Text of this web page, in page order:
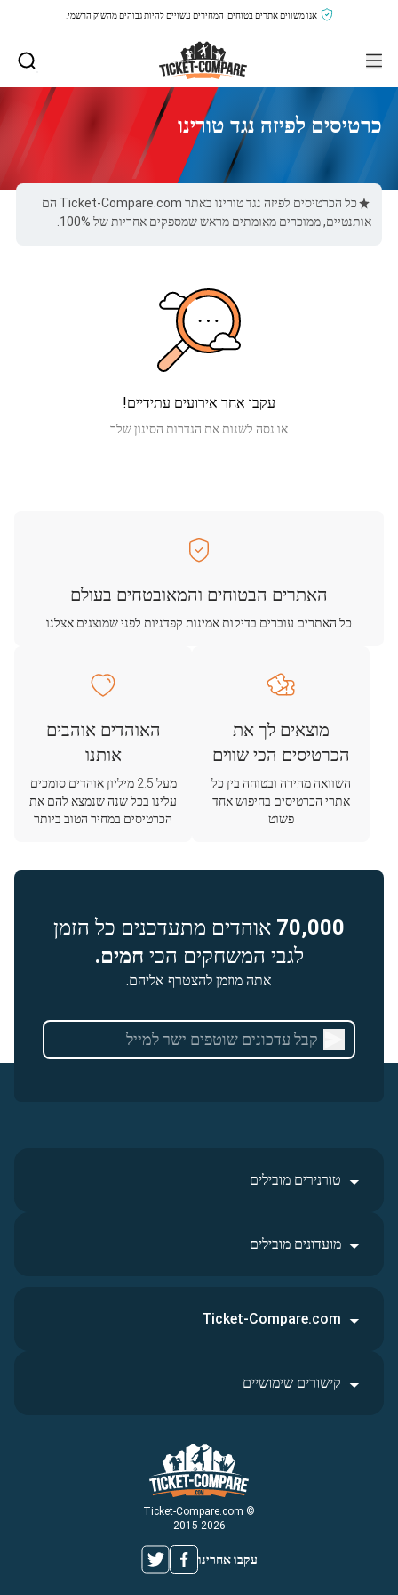
אנו משווים אתרים בטוחים, המחירים עשויים להיות גבוהים מהשוק הרשמי.
כרטיסים לפיזה נגד טורינו
כל הכרטיסים לפיזה נגד טורינו באתר Ticket-Compare.com הם
אותנטיים, ממוכרים מאומתים מראש שמספקים אחריות של 100%.
עקבו אחר אירועים עתידיים!
או נסה לשנות את הגדרות הסינון שלך
האתרים הבטוחים והמאובטחים בעולם
כל האתרים עוברים בדיקות אמינות קפדניות לפני שמוצגים אצלנו
מוצאים לך את
הכרטיסים הכי שווים
השוואה מהירה ובטוחה בין כל
אתרי הכרטיסים בחיפוש אחד
פשוט
האוהדים אוהבים
אותנו
מעל 2.5 מיליון אוהדים סומכים
עלינו בכל שנה שנמצא להם את
הכרטיסים במחיר הטוב ביותר
70,000 אוהדים מתעדכנים כל הזמן
לגבי המשחקים הכי חמים.
אתה מוזמן להצטרף אליהם.
טורנירים מובילים
מועדונים מובילים
© Ticket-Compare.com
2015-2026
עקבו אחרינו
Ticket-Compare.com
קישורים שימושיים